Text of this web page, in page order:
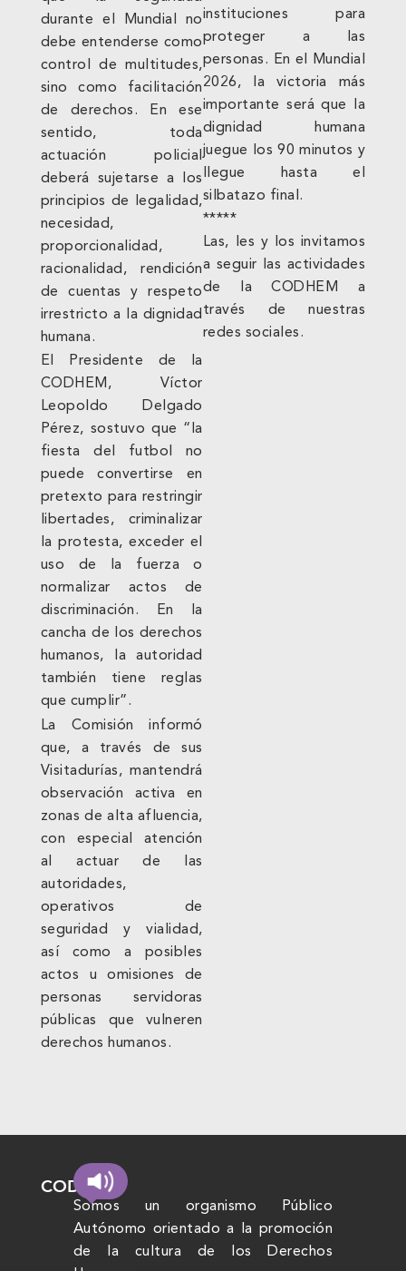
durante el Mundial no
debe entenderse como
control de multitudes,
sino como facilitación
de derechos. En ese
sentido, toda
actuación policial
deberá sujetarse a los
principios de legalidad,
necesidad,
proporcionalidad,
racionalidad, rendición
de cuentas y respeto
irrestricto a la dignidad
humana.
El Presidente de la
CODHEM, Víctor
Leopoldo Delgado
Pérez, sostuvo que “la
fiesta del futbol no
puede convertirse en
pretexto para restringir
libertades, criminalizar
la protesta, exceder el
uso de la fuerza o
normalizar actos de
discriminación. En la
cancha de los derechos
humanos, la autoridad
también tiene reglas
que cumplir”.
La Comisión informó
que, a través de sus
Visitadurías, mantendrá
observación activa en
zonas de alta afluencia,
con especial atención
al actuar de las
autoridades,
operativos de
seguridad y vialidad,
así como a posibles
actos u omisiones de
personas servidoras
públicas que vulneren
derechos humanos.
instituciones para
proteger a las
personas. En el Mundial
2026, la victoria más
importante será que la
dignidad humana
juegue los 90 minutos y
llegue hasta el
silbatazo final.
*****
Las, les y los invitamos
a seguir las actividades
de la CODHEM a
través de nuestras
redes sociales.
CODHEM
Somos un organismo Público
Autónomo orientado a la promoción
de la cultura de los Derechos